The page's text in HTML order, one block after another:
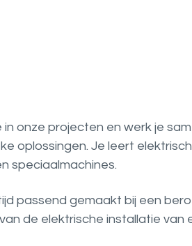
onze projecten en werk je
oplossingen. Je leert
speciaalmachines.
passend gemaakt bij een
de elektrische installatie van